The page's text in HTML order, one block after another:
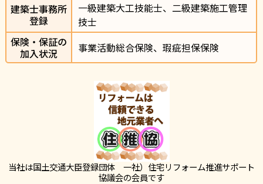
建築士事務所
登録
一級建築大工技能士、二級建築施工管理
技士
保険・保証の
加入状況
事業活動総合保険、瑕疵担保保険
当社は国土交通大臣登録団体 一社）住宅リフォーム推進サポート
協議会の会員です